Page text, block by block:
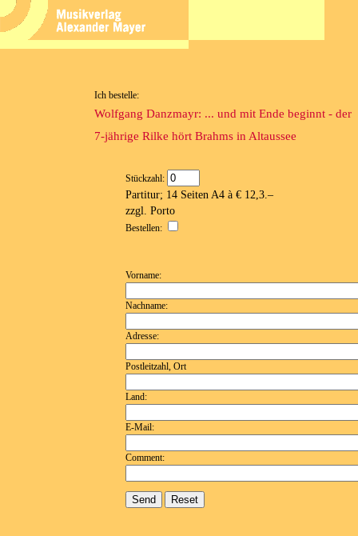
Ich bestelle:
Wolfgang Danzmayr: ... und mit Ende beginnt - der
7-jährige Rilke hört Brahms in Altaussee
Stückzahl:
Partitur; 14 Seiten A4 à € 12,3.–
zzgl. Porto
Bestellen:
Vorname:
Nachname:
Adresse:
Postleitzahl, Ort
Land:
E-Mail:
Comment: